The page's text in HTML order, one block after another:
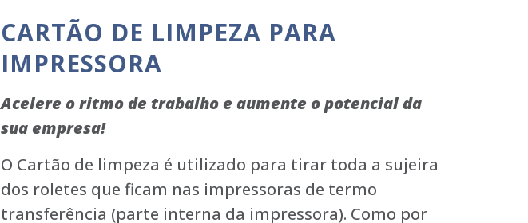
CARTÃO DE LIMPEZA PARA
IMPRESSORA
Acelere o ritmo de trabalho e aumente o potencial da
sua empresa!
O Cartão de limpeza é utilizado para tirar toda a sujeira
dos roletes que ficam nas impressoras de termo
transferência (parte interna da impressora). Como por